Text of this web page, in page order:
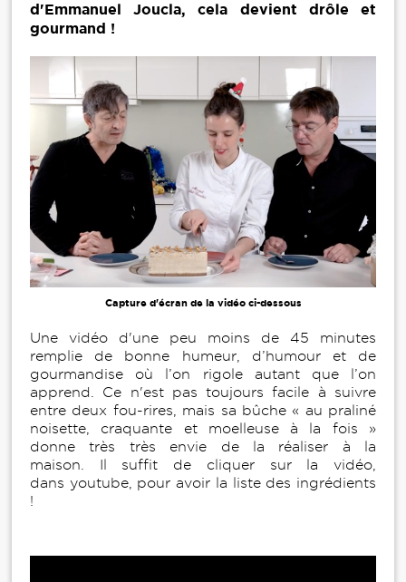
d'Emmanuel Joucla, cela devient drôle et
gourmand !
Capture d'écran de la vidéo ci-dessous
Une vidéo d'une peu moins de 45 minutes
remplie de bonne humeur, d’humour et de
gourmandise où l’on rigole autant que l’on
apprend. Ce n'est pas toujours facile à suivre
entre deux fou-rires, mais sa bûche « au praliné
noisette, craquante et moelleuse à la fois »
donne très très envie de la réaliser à la
maison. Il suffit de cliquer sur la vidéo,
dans youtube, pour avoir la liste des ingrédients
!